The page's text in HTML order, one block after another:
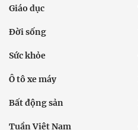
Giáo dục
Đời sống
Sức khỏe
Ô tô xe máy
Bất động sản
Tuần Việt Nam